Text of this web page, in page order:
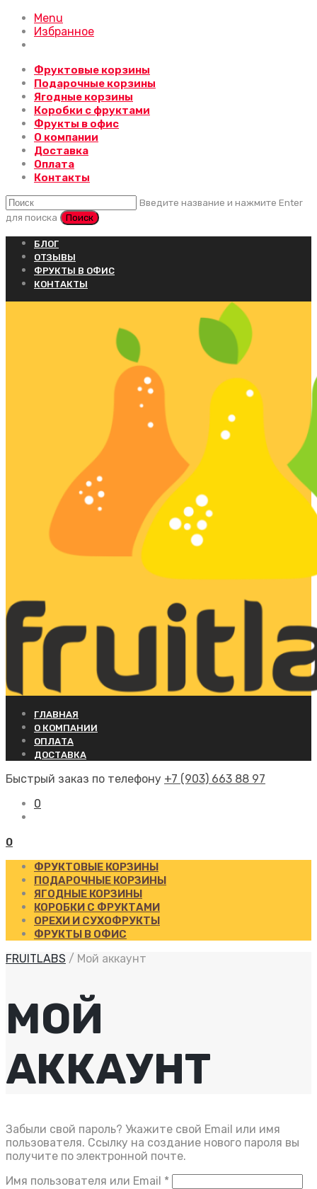
Menu
Избранное
Фруктовые корзины
Подарочные корзины
Ягодные корзины
Коробки с фруктами
Фрукты в офис
О компании
Доставка
Оплата
Контакты
Введите название и нажмите Enter
для поиска
БЛОГ
ОТЗЫВЫ
ФРУКТЫ В ОФИС
КОНТАКТЫ
ГЛАВНАЯ
О КОМПАНИИ
ОПЛАТА
ДОСТАВКА
Быстрый заказ по телефону +7 (903) 663 88 97
0
0
ФРУКТОВЫЕ КОРЗИНЫ
ПОДАРОЧНЫЕ КОРЗИНЫ
ЯГОДНЫЕ КОРЗИНЫ
КОРОБКИ С ФРУКТАМИ
ОРЕХИ И СУХОФРУКТЫ
ФРУКТЫ В ОФИС
FRUITLABS / Мой аккаунт
МОЙ
АККАУНТ
Забыли свой пароль? Укажите свой Email или имя
пользователя. Ссылку на создание нового пароля вы
получите по электронной почте.
Имя пользователя или Email *